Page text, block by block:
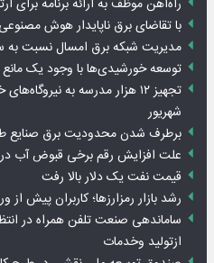
با تقاضای برق ناپایدار هوش
مدیریت شبکه برق امسال نسبت به
توسعه خورشیدی‌ها با وجود یک
شهریور
برطرف شدن محدودیت‌ برق صنایع
علت افزایش رقم برخی قبوض آب در
قیمت نفت یک دلار بالا رفت
رشد بازار رمزارزها؛ کاربران پیش از
ساماندهی صنعت تلفن همراه در
ازتولید وخدمات